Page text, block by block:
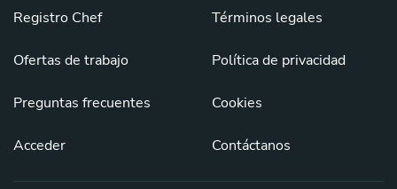
Registro Chef
Ofertas de trabajo
Preguntas frecuentes
Acceder
Términos legales
Política de privacidad
Cookies
Contáctanos